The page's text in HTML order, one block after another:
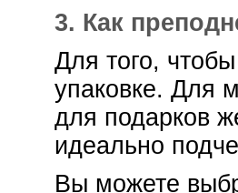
3. Как
Для того,
упаковке. Для
для подарков
идеально
Вы можете